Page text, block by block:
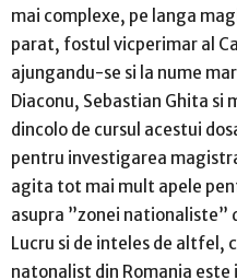
mai complexe, pe langa
parat, fostul vicperimar al
ajungandu-se si la nume
Diaconu, Sebastian Ghita si
dincolo de cursul acestui
pentru investigarea
agita tot mai mult apele
asupra ”zonei nationaliste”
Lucru si de inteles de altfel,
natonalist din Romania este